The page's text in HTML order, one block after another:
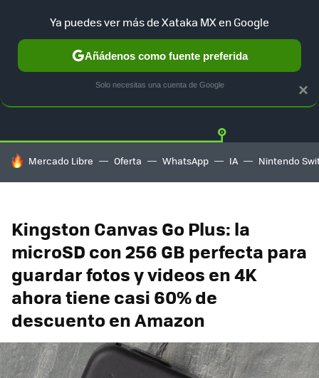
GUÍA DE COMPRAS MERCADO LIBRE
HOY SE HABLA DE
Mercado Libre Oferta WhatsApp IA Nintendo
Kingston Canvas Go Plus: la
microSD con 256 GB perfecta para
guardar fotos y videos en 4K
ahora tiene casi 60% de
descuento en Amazon
×
Ya puedes ver más de Xataka MX en Google
Añádenos como fuente preferida
Solo necesitas una cuenta de Google